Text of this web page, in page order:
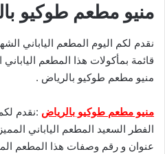
منيو مطعم طوكيو
نقدم لكم اليوم المطعم الياباني
قائمة بمأكولات هذا المطعم
منيو مطعم طوكيو بالرياض .
منيو مطعم طوكيو بالرياض :نقدم
الفطر السعيد المطعم الياباني
عنوان و رقم وصفات هذا المطعم